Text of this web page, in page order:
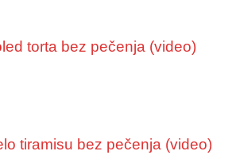
torta bez pečenja (video)
tiramisu bez pečenja (video)